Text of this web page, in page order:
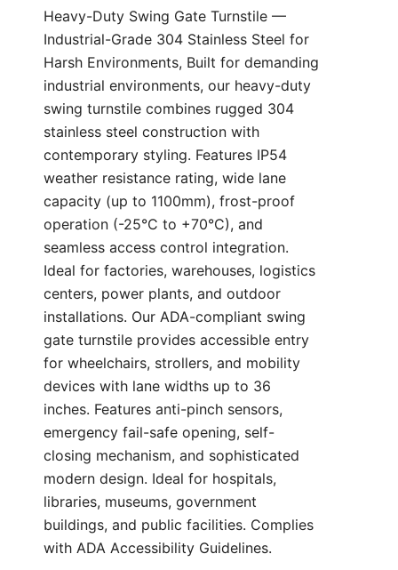
Heavy-Duty Swing Gate Turnstile —
Industrial-Grade 304 Stainless Steel for
Harsh Environments, Built for demanding
industrial environments, our heavy-duty
swing turnstile combines rugged 304
stainless steel construction with
contemporary styling. Features IP54
weather resistance rating, wide lane
capacity (up to 1100mm), frost-proof
operation (-25°C to +70°C), and
seamless access control integration.
Ideal for factories, warehouses, logistics
centers, power plants, and outdoor
installations. Our ADA-compliant swing
gate turnstile provides accessible entry
for wheelchairs, strollers, and mobility
devices with lane widths up to 36
inches. Features anti-pinch sensors,
emergency fail-safe opening, self-
closing mechanism, and sophisticated
modern design. Ideal for hospitals,
libraries, museums, government
buildings, and public facilities. Complies
with ADA Accessibility Guidelines.